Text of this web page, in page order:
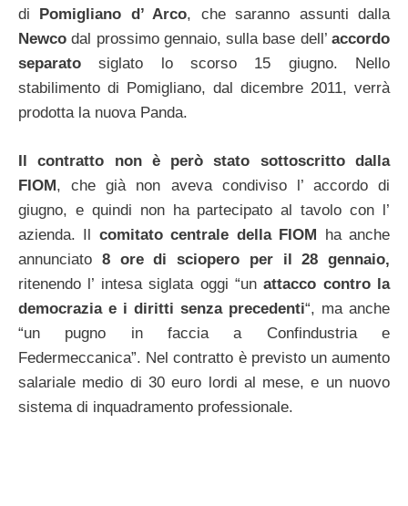
di Pomigliano d’ Arco, che saranno assunti dalla
Newco dal prossimo gennaio, sulla base dell’ accordo
separato siglato lo scorso 15 giugno. Nello
stabilimento di Pomigliano, dal dicembre 2011, verrà
prodotta la nuova Panda.
Il contratto non è però stato sottoscritto dalla
FIOM, che già non aveva condiviso l’ accordo di
giugno, e quindi non ha partecipato al tavolo con l’
azienda. Il comitato centrale della FIOM ha anche
annunciato 8 ore di sciopero per il 28 gennaio,
ritenendo l’ intesa siglata oggi “unattacco contro la
democrazia e i diritti senza precedenti“, ma anche
“un pugno in faccia a Confindustria e
Federmeccanica”. Nel contratto è previsto un aumento
salariale medio di 30 euro lordi al mese, e un nuovo
sistema di inquadramento professionale.